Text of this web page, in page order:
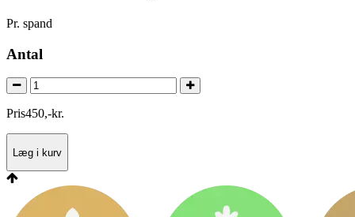
Pr. spand
Antal
Pris450,-kr.
Læg i kurv